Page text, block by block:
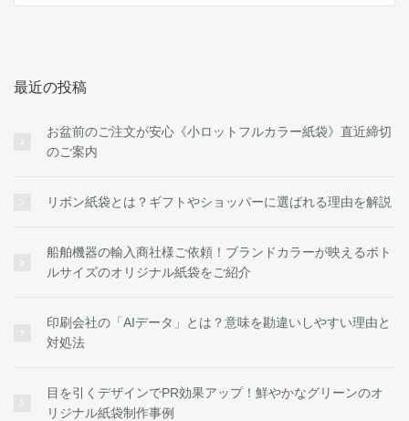
最近の投稿
お盆前のご注文が安心《小ロットフルカラー紙袋》直近締切
のご案内
リボン紙袋とは？ギフトやショッパーに選ばれる理由を解説
船舶機器の輸入商社様ご依頼！ブランドカラーが映えるボト
ルサイズのオリジナル紙袋をご紹介
印刷会社の「AIデータ」とは？意味を勘違いしやすい理由と
対処法
目を引くデザインでPR効果アップ！鮮やかなグリーンのオ
リジナル紙袋制作事例